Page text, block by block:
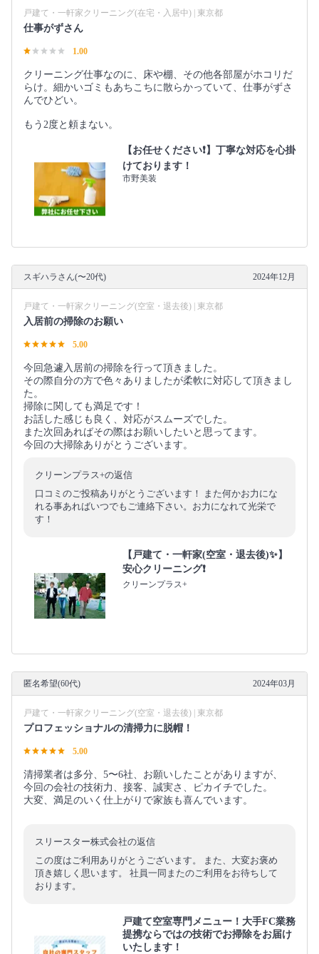
戸建て・一軒家クリーニング(在宅・入居中) | 東京都
仕事がずさん
1.00
クリーニング仕事なのに、床や棚、その他各部屋がホコリだ
らけ。細かいゴミもあちこちに散らかっていて、仕事がずさ
んでひどい。
もう2度と頼まない。
【お任せください❗️】丁寧な対応を心掛
けております！
市野美装
スギハラさん(〜20代) 2024年12月
戸建て・一軒家クリーニング(空室・退去後) | 東京都
入居前の掃除のお願い
5.00
今回急遽入居前の掃除を行って頂きました。
その際自分の方で色々ありましたが柔軟に対応して頂きまし
た。
掃除に関しても満足です！
お話した感じも良く、対応がスムーズでした。
また次回あればその際はお願いしたいと思ってます。
今回の大掃除ありがとうございます。
クリーンプラス+の返信
口コミのご投稿ありがとうございます！ また何かお力にな
れる事あればいつでもご連絡下さい。お力になれて光栄で
す！
【戸建て・一軒家(空室・退去後)✨】
安心クリーニング❗️
クリーンプラス+
匿名希望(60代) 2024年03月
戸建て・一軒家クリーニング(空室・退去後) | 東京都
プロフェッショナルの清掃力に脱帽！
5.00
清掃業者は多分、5〜6社、お願いしたことがありますが、
今回の会社の技術力、接客、誠実さ、ピカイチでした。
大変、満足のいく仕上がりで家族も喜んでいます。
スリースター株式会社の返信
この度はご利用ありがとうございます。 また、大変お褒め
頂き嬉しく思います。 社員一同またのご利用をお待ちして
おります。
戸建て空室専門メニュー！大手FC業務
提携ならではの技術でお掃除をお届け
いたします！